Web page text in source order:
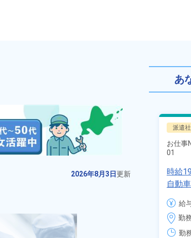
洋菓子製造作業！月収
2026年8月3日更新
あ
未読
派遣社員 おすすめ
お仕事No.11703-
01
2026年8月3日
新
家庭用ガスコンロの製造加工！ワ
男女活躍中！友人&カップル応募可
能！日払い制度OK！年間休日120
200,000円
時給 1,200円～1,200円
愛知県大口町　周辺
勤務時間
08:30～17:35
派遣
お仕事
01
時給
自動
代～
ム寮
駐車
社員
給
勤
勤